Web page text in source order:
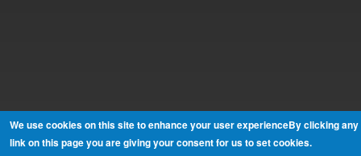
We use cookies on this site to enhance your user experienceBy clicking any
link on this page you are giving your consent for us to set cookies.